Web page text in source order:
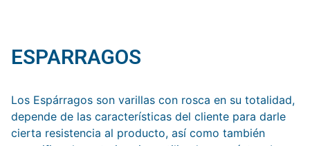
ESPARRAGOS
Los Espárragos son varillas con rosca en su totalidad,
depende de las características del cliente para darle
cierta resistencia al producto, así como también